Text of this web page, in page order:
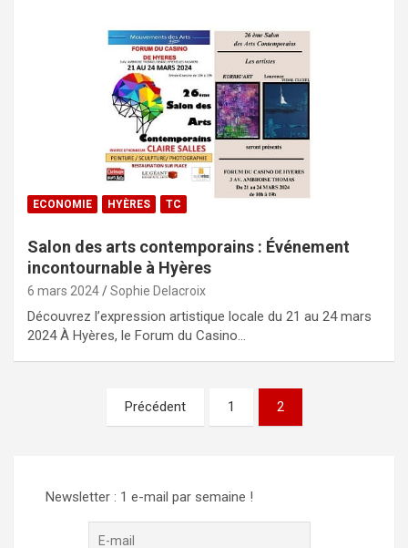
ECONOMIE HYÈRES TC
Salon des arts contemporains : Événement
incontournable à Hyères
6 mars 2024 Sophie Delacroix
Découvrez l’expression artistique locale du 21 au 24 mars
2024 À Hyères, le Forum du Casino…
Précédent 1 2
Newsletter : 1 e-mail par semaine !